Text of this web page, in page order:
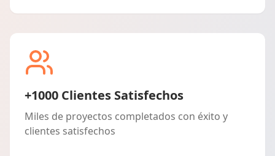
+1000 Clientes Satisfechos
Miles de proyectos completados con éxito y
clientes satisfechos